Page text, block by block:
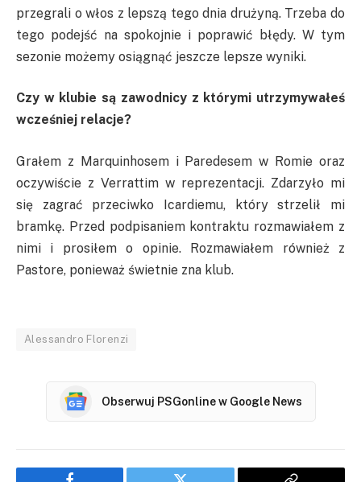
przegrali o włos z lepszą tego dnia drużyną. Trzeba do
tego podejść na spokojnie i poprawić błędy. W tym
sezonie możemy osiągnąć jeszcze lepsze wyniki.
Czy w klubie są zawodnicy z którymi utrzymywałeś
wcześniej relacje?
Grałem z Marquinhosem i Paredesem w Romie oraz
oczywiście z Verrattim w reprezentacji. Zdarzyło mi
się zagrać przeciwko Icardiemu, który strzelił mi
bramkę. Przed podpisaniem kontraktu rozmawiałem z
nimi i prosiłem o opinie. Rozmawiałem również z
Pastore, ponieważ świetnie zna klub.
Alessandro Florenzi
Obserwuj PSGonline w Google News